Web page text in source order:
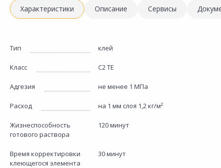
Характеристики Описание Сервисы
Тип клей
Класс C2 TE
Адгезия не менее 1 МПа
Расход на 1 мм слоя 1,2 кг/м²
Жизнеспособность
готового раствора
120 минут
Время корректировки
клеющегося элемента
30 минут